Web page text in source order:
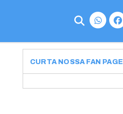
CURTA NOSSA FAN PAGE